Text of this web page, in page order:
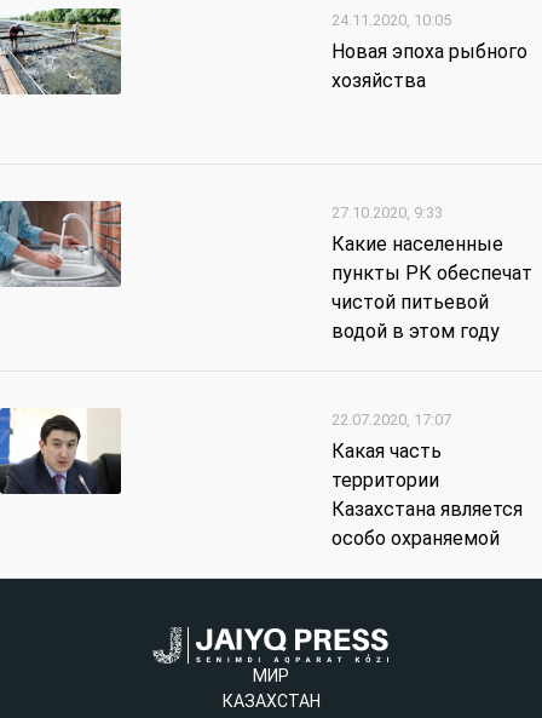
24.11.2020, 10:05
Новая эпоха рыбного
хозяйства
27.10.2020, 9:33
Какие населенные
пункты РК обеспечат
чистой питьевой
водой в этом году
22.07.2020, 17:07
Какая часть
территории
Казахстана является
особо охраняемой
МИР
КАЗАХСТАН